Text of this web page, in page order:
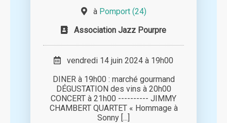
à Pomport (24)
Association Jazz Pourpre
vendredi 14 juin 2024 à 19h00
DINER à 19h00 : marché gourmand
DÉGUSTATION des vins à 20h00
CONCERT à 21h00 ---------- JIMMY
CHAMBERT QUARTET « Hommage à
Sonny [...]